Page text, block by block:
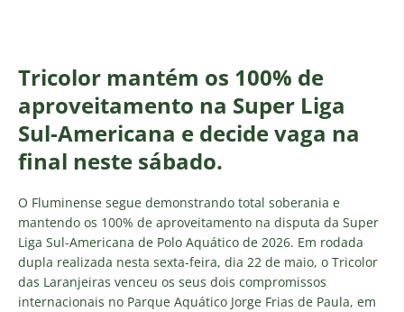
Tricolor mantém os 100% de
aproveitamento na Super Liga
Sul-Americana e decide vaga na
final neste sábado.
O Fluminense segue demonstrando total soberania e
mantendo os 100% de aproveitamento na disputa da Super
Liga Sul-Americana de Polo Aquático de 2026. Em rodada
dupla realizada nesta sexta-feira, dia 22 de maio, o Tricolor
das Laranjeiras venceu os seus dois compromissos
internacionais no Parque Aquático Jorge Frias de Paula, em